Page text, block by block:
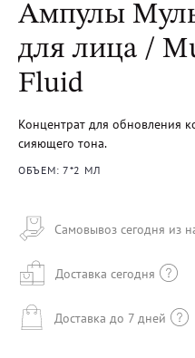
Ампулы
для лица /
Fluid
Концентрат для обновления
сияющего тона.
ОБЪЕМ: 7*2 МЛ
Самовывоз сегодня из
Доставка сегодня
Доставка до 7 дней